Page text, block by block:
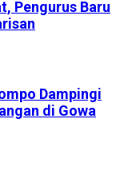
Pengurus Baru
Dampingi
di Gowa